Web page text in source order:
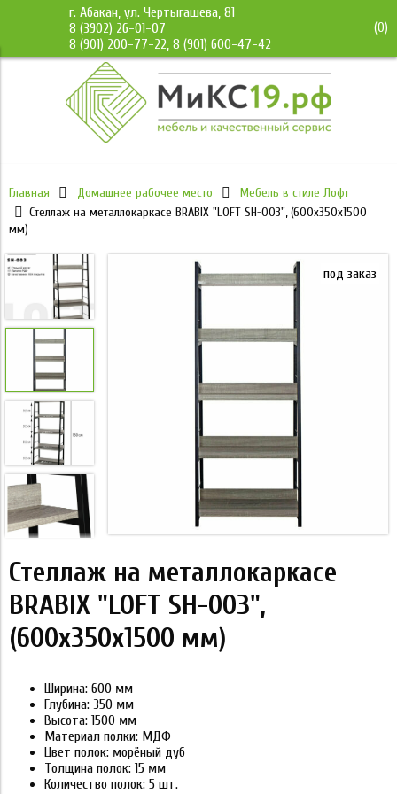
г. Абакан, ул. Чертыгашева, 81
8 (3902) 26-01-07
8 (901) 200-77-22, 8 (901) 600-47-42
(0)
Главная Домашнее рабочее место
Мебель в стиле Лофт
Стеллаж на металлокаркасе BRABIX "LOFT SH-003", (600х350х1500
мм)
под заказ под заказ
Стеллаж на металлокаркасе
BRABIX "LOFT SH-003",
(600х350х1500 мм)
Ширина: 600 мм
Глубина: 350 мм
Высота: 1500 мм
Материал полки: МДФ
Цвет полок: морёный дуб
Толщина полок: 15 мм
Количество полок: 5 шт.